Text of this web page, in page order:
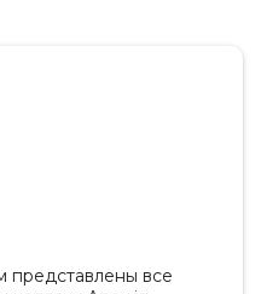
представлены все